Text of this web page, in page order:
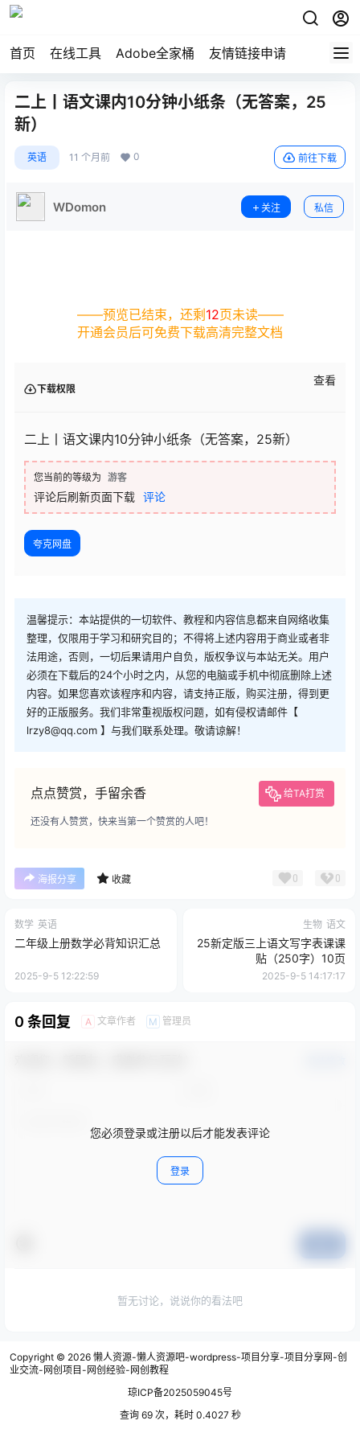
首页 在线工具 Adobe全家桶 友情链接申请
二上丨语文课内10分钟小纸条（无答案，25
新）
英语 11 个月前 0 前往下载
WDomon 关注 私信
——预览已结束，还剩 12页未读——
开通会员后可免费下载高清完整文档
下载权限
查看
二上丨语文课内10分钟小纸条（无答案，25新）
您当前的等级为 游客
评论后刷新页面下载 评论
夸克网盘
温馨提示：本站提供的一切软件、教程和内容信息都来自网络收集
整理，仅限用于学习和研究目的；不得将上述内容用于商业或者非
法用途，否则，一切后果请用户自负，版权争议与本站无关。用户
必须在下载后的24个小时之内，从您的电脑或手机中彻底删除上述
内容。如果您喜欢该程序和内容，请支持正版，购买注册，得到更
好的正版服务。我们非常重视版权问题，如有侵权请邮件【
lrzy8@qq.com 】与我们联系处理。敬请谅解！
点点赞赏，手留余香 给TA打赏
还没有人赞赏，快来当第一个赞赏的人吧！
海报分享 收藏 0 0
数学 英语
二年级上册数学必背知识汇总
2025-9-5 12:22:59
生物 语文
25新定版三上语文写字表课课
贴（250字）10页
2025-9-5 14:17:17
0 条回复 A 文章作者 M 管理员
您必须登录或注册以后才能发表评论
登录
暂无讨论，说说你的看法吧
Copyright © 2026 懒人资源-懒人资源吧-wordpress-项目分享-项目分享网-创
业交流-网创项目-网创经验-网创教程
琼ICP备2025059045号
查询 69 次，耗时 0.4027 秒